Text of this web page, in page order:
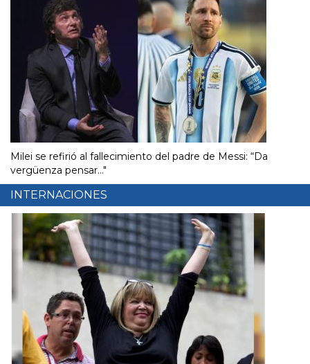
Milei se refirió al fallecimiento del padre de Messi: “Da
vergüenza pensar..."
INTERNACIONES